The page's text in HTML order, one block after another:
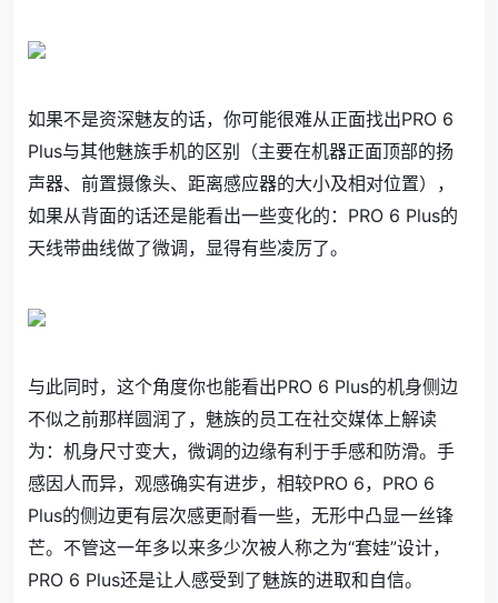
如果不是资深魅友的话，你可能很难从正面找出PRO 6
Plus与其他魅族手机的区别（主要在机器正面顶部的扬
声器、前置摄像头、距离感应器的大小及相对位置），
如果从背面的话还是能看出一些变化的：PRO 6 Plus的
天线带曲线做了微调，显得有些凌厉了。
与此同时，这个角度你也能看出PRO 6 Plus的机身侧边
不似之前那样圆润了，魅族的员工在社交媒体上解读
为：机身尺寸变大，微调的边缘有利于手感和防滑。手
感因人而异，观感确实有进步，相较PRO 6，PRO 6
Plus的侧边更有层次感更耐看一些，无形中凸显一丝锋
芒。不管这一年多以来多少次被人称之为“套娃”设计，
PRO 6 Plus还是让人感受到了魅族的进取和自信。